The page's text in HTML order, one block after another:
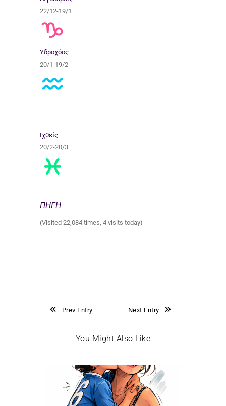
22/12-19/1
Υδροχόος
20/1-19/2
Ιχθείς
20/2-20/3
ΠΗΓΗ
(Visited 22,084 times, 4 visits today)
Prev Entry Next Entry
You Might Also Like